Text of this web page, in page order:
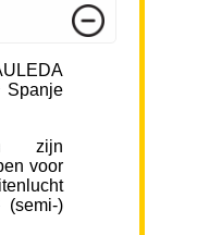
zijn
voor
)